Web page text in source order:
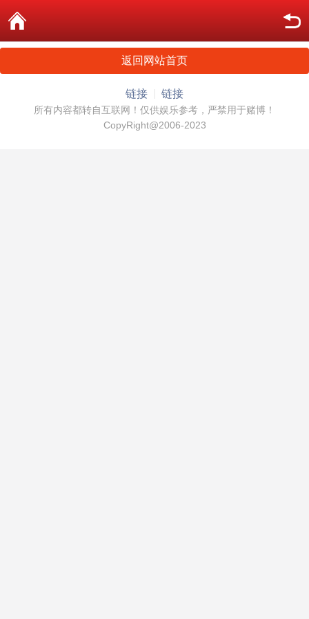
返回网站首页
链接 链接
所有内容都转自互联网！仅供娱乐参考，严禁用于赌博！
CopyRight@2006-2023